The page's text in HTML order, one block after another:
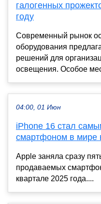
галогенных
году
Современный рынок
оборудования
решений для
освещения. Особое
04:00, 01 Июн
iPhone 16 стал
смартфоном в мире
Apple заняла сразу
продаваемых
квартале 2025 года....